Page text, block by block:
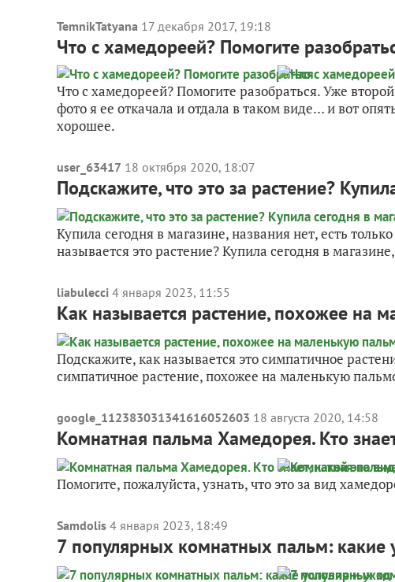
TemnikTatyana 17 декабря 2017, 19:18
Что с хамедореей? Помогите
Что с хамедореей? Помогите разобраться. Уже
фото я ее откачала и отдала в таком виде… и вот
хорошее.
user_63417 18 октября 2020, 18:07
Подскажите, что это за растение?
Купила сегодня в магазине, названия нет, есть
называется это растение? Купила сегодня в
liabulecci 4 января 2023, 11:55
Как называется растение, похожее на
Подскажите, как называется это симпатичное
симпатичное растение, похожее на маленькую
google_112383031341616052603 18 августа 2020, 14:58
Комнатная пальма Хамедорея. Кто
Помогите, пожалуйста, узнать, что это за вид
Samdolis 4 января 2023, 18:49
7 популярных комнатных пальм: